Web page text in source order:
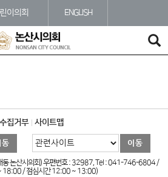
이의회 ENGLISH
집거부 사이트맵
동 논산시의회) 우편번호 : 32987, Tel : 041-746-6804 /
/ 점심시간 12:00 ~ 13:00)